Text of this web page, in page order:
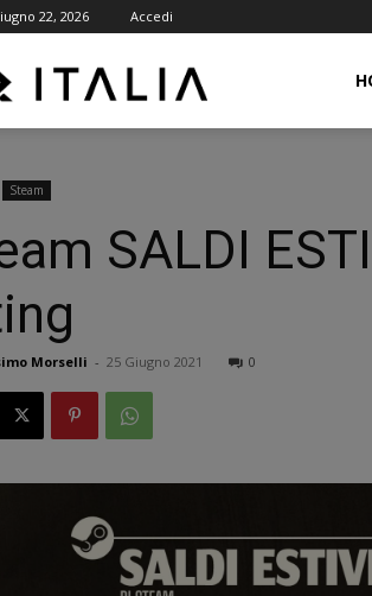
22, 2026 Accedi
Steam
SALDI
Morselli - 25 Giugno 2021 0